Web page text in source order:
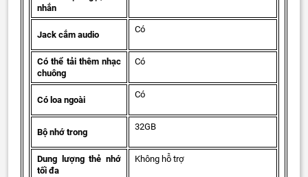
nhắn
Jack cắm audio
Có
Có thể tải thêm nhạc
chuông
Có
Có loa ngoài
Có
Bộ nhớ trong
32GB
Dung lượng thẻ nhớ
tối đa
Không hỗ trợ